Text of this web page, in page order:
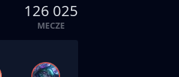
126 025
MECZE